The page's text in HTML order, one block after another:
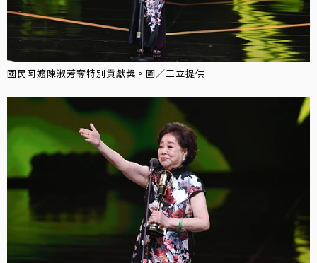
國民阿嬤陳淑芳奪特別貢獻獎。圖／三立提供